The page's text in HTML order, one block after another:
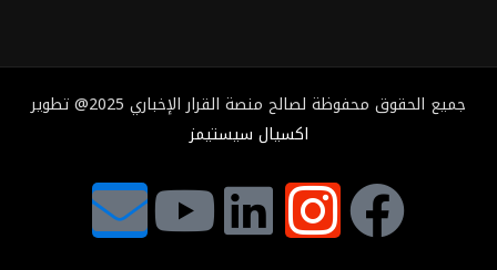
جميع الحقوق محفوظة لصالح منصة القرار الإخباري 2025@ تطوير
اكسيال سيستيمز